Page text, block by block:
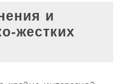
и
жестких